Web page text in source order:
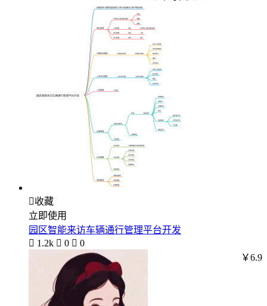
收藏
立即使用
园区智能来访车辆通行管理平台开发
 1.2k  0  0
￥6.9